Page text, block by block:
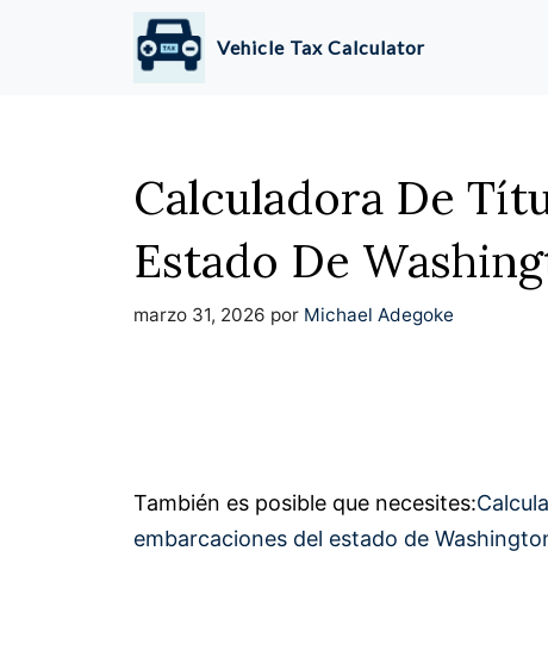
Vehicle Tax Calculator
Calculadora De
Estado De
marzo 31, 2026 por Michael Adegoke
También es posible que necesites:
embarcaciones del estado de